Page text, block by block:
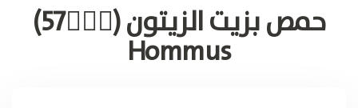
حمص بزيت الزيتون (🚶🏽‍♂57)
Hommus